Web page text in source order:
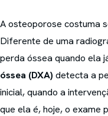
A osteoporose costuma
Diferente de uma
perda óssea quando ela
óssea (DXA) detecta a
inicial, quando a
que ela é, hoje, o exame